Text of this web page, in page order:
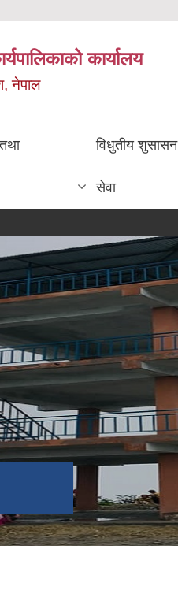
कार्यालय
नेपाल
विधुतीय शुसासन
सेवा